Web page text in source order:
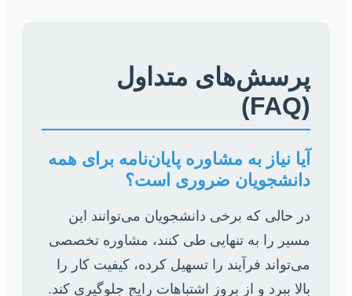
پرسش‌های متداول
(FAQ)
آیا نیاز به مشاوره پایان‌نامه برای همه
دانشجویان ضروری است؟
در حالی که برخی دانشجویان می‌توانند این
مسیر را به تنهایی طی کنند، مشاوره تخصصی
می‌تواند فرآیند را تسهیل کرده، کیفیت کار را
بالا ببرد و از بروز اشتباهات رایج جلوگیری کند.